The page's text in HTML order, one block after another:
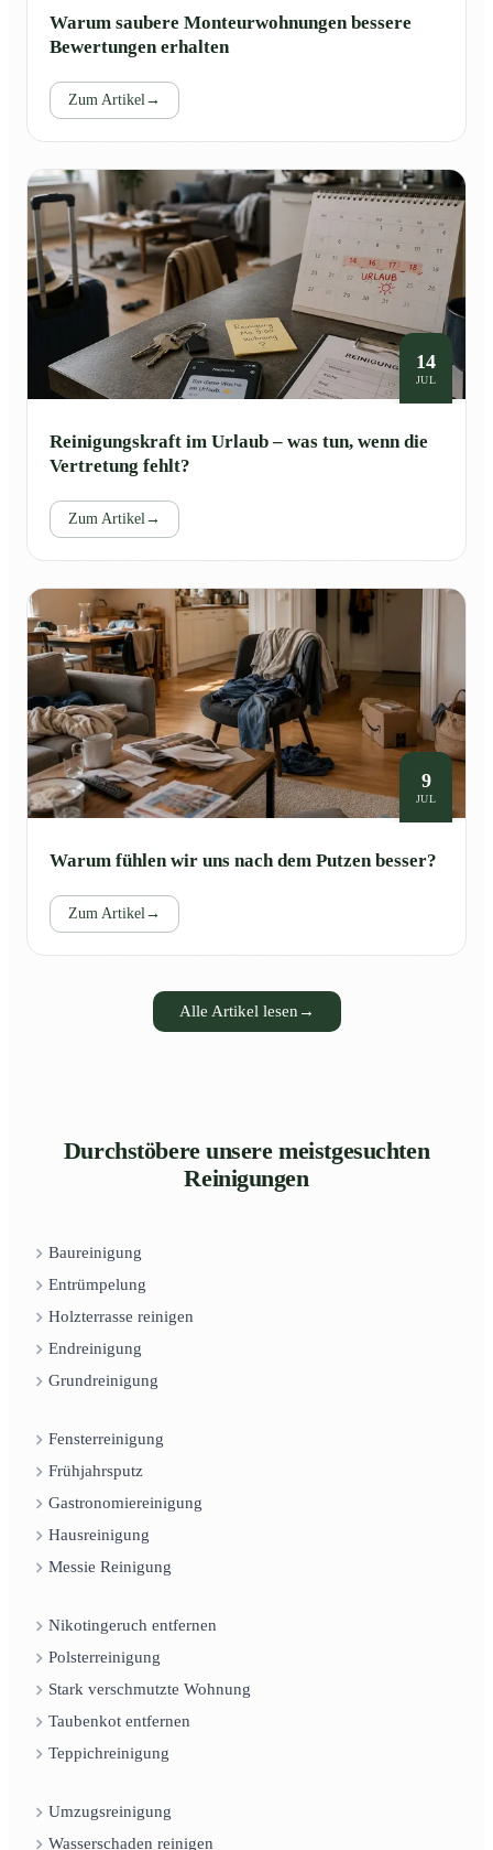
Warum saubere Monteurwohnungen bessere
Bewertungen erhalten
Zum Artikel→
14
JUL
Reinigungskraft im Urlaub – was tun, wenn die
Vertretung fehlt?
Zum Artikel→
9
JUL
Warum fühlen wir uns nach dem Putzen besser?
Zum Artikel→
Alle Artikel lesen →
Durchstöbere unsere meistgesuchten
Reinigungen
Baureinigung
Entrümpelung
Holzterrasse reinigen
Endreinigung
Grundreinigung
Fensterreinigung
Frühjahrsputz
Gastronomiereinigung
Hausreinigung
Messie Reinigung
Nikotingeruch entfernen
Polsterreinigung
Stark verschmutzte Wohnung
Taubenkot entfernen
Teppichreinigung
Umzugsreinigung
Wasserschaden reinigen